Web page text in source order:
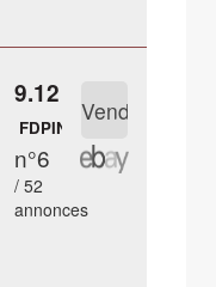
9.12 €
FDPIN
n°6
/ 52
annonces